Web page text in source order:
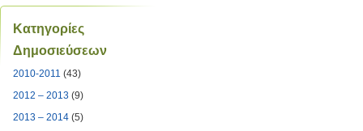
Κατηγορίες
Δημοσιεύσεων
2010-2011 (43)
2012 – 2013 (9)
2013 – 2014 (5)